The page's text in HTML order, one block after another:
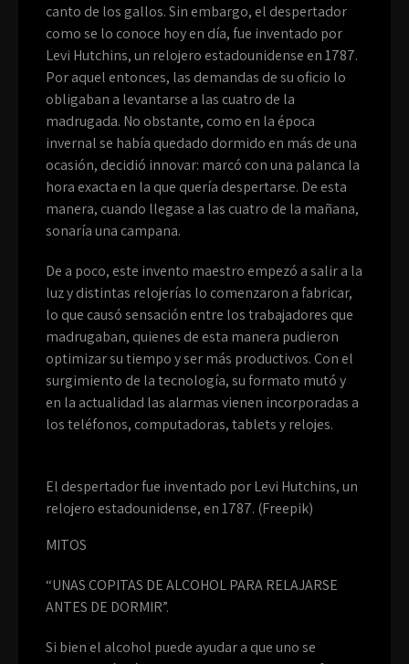
canto de los gallos. Sin embargo, el despertador
como se lo conoce hoy en día, fue inventado por
Levi Hutchins, un relojero estadounidense en 1787.
Por aquel entonces, las demandas de su oficio lo
obligaban a levantarse a las cuatro de la
madrugada. No obstante, como en la época
invernal se había quedado dormido en más de una
ocasión, decidió innovar: marcó con una palanca la
hora exacta en la que quería despertarse. De esta
manera, cuando llegase a las cuatro de la mañana,
sonaría una campana.
De a poco, este invento maestro empezó a salir a la
luz y distintas relojerías lo comenzaron a fabricar,
lo que causó sensación entre los trabajadores que
madrugaban, quienes de esta manera pudieron
optimizar su tiempo y ser más productivos. Con el
surgimiento de la tecnología, su formato mutó y
en la actualidad las alarmas vienen incorporadas a
los teléfonos, computadoras, tablets y relojes.
El despertador fue inventado por Levi Hutchins, un
relojero estadounidense, en 1787. (Freepik)
MITOS
“UNAS COPITAS DE ALCOHOL PARA RELAJARSE
ANTES DE DORMIR”.
Si bien el alcohol puede ayudar a que uno se